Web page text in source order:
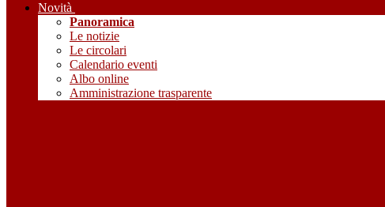
Novità
Panoramica
Le notizie
Le circolari
Calendario eventi
Albo online
Amministrazione trasparente